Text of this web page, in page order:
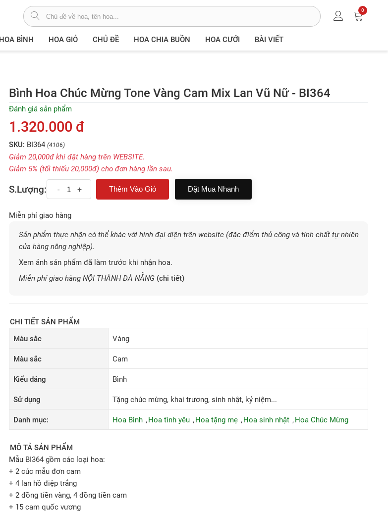
0
HOA BÌNH HOA GIỎ CHỦ ĐỀ HOA CHIA BUỒN HOA CƯỚI BÀI VIẾT
Bình Hoa Chúc Mừng Tone Vàng Cam Mix Lan Vũ Nữ - BI364
Đánh giá sản phẩm
1.320.000 đ
SKU: BI364 (4106)
Giảm 20,000đ khi đặt hàng trên WEBSITE.
Giảm 5% (tối thiếu 20,000đ) cho đơn hàng lần sau.
S.Lượng: - + Đặt Mua Nhanh
Miễn phí giao hàng
Sản phẩm thực nhận có thể khác với hình đại diện trên website (đặc điểm thủ công và tính chất tự nhiên
của hàng nông nghiệp).
Xem ảnh sản phẩm đã làm trước khi nhận hoa.
Miễn phí giao hàng NỘI THÀNH ĐÀ NẴNG (chi tiết)
CHI TIẾT SẢN PHẨM
Màu sắc
Vàng
Màu sắc Cam
Kiểu dáng Bình
Sử dụng Tặng chúc mừng, khai trương, sinh nhật, kỷ niệm...
Danh mục: Hoa Bình Hoa tình yêu Hoa tặng mẹ Hoa sinh nhật Hoa Chúc Mừng
MÔ TẢ SẢN PHẨM
Mẫu BI364 gồm các loại hoa:
+ 2 cúc mẫu đơn cam
+ 4 lan hồ điệp trắng
+ 2 đồng tiền vàng, 4 đồng tiền cam
+ 15 cam quốc vương